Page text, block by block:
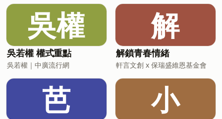
會比較熟悉，叫「我媽叫我不要創業」 我
們希望那些學校裡沒有教的創業知識，可
以透過網路媒體的力量更普及每個人的生
活中。
吳權
吳若權 權式重點
吳若權｜中廣流行網
解
解鎖青春情緒
軒言文創 x 保瑞盛維恩基金會
芭 小